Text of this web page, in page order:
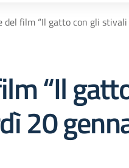
del film “Il gatto con gli
“Il
20